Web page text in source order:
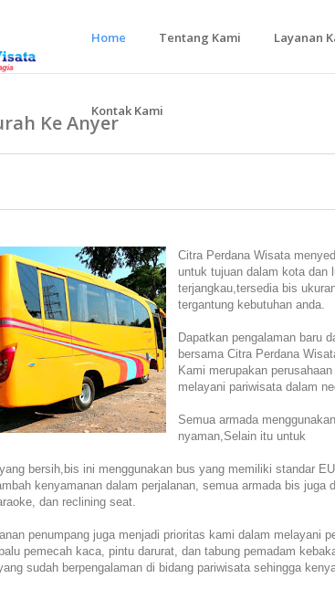
Home Tentang Kami Layanan
Kontak Kami
Ke Anyer
Citra Perdana Wisata
untuk tujuan dalam kota dan
terjangkau,tersedia bis
tergantung kebutuhan anda.
Dapatkan pengalaman baru
bersama Citra Perdana
Kami merupakan
melayani pariwisata dalam
Semua armada
nyaman,Selain itu untuk
bersih,bis ini menggunakan bus yang memiliki standar
kenyamanan dalam perjalanan, semua armada bis juga
dan reclining seat.
penumpang juga menjadi prioritas kami dalam melayani
pemecah kaca, pintu darurat, dan tabung pemadam
sudah berpengalaman di bidang pariwisata sehingga